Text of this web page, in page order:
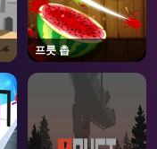
프룻 촙